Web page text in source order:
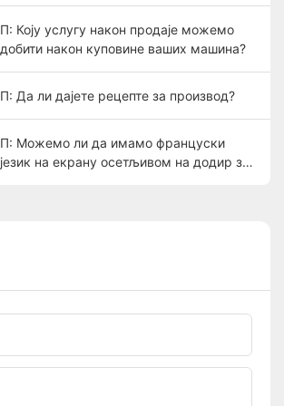
П: Коју услугу након продаје можемо
добити након куповине ваших машина?
П: Да ли дајете рецепте за производ?
П: Можемо ли да имамо француски
језик на екрану осетљивом на додир за